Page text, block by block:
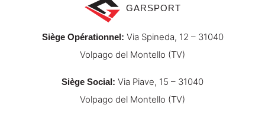
GARSPORT
Siège Opérationnel: Via Spineda, 12 – 31040
Volpago del Montello (TV)
Siège Social: Via Piave, 15 – 31040
Volpago del Montello (TV)